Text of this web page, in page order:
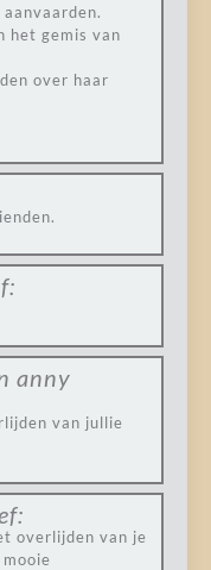
het gemis van
over haar
anny
van jullie
overlijden van je